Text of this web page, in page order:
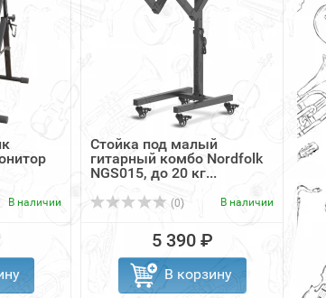
В наличии
Стойка под малый
гитарный комбо Nordfolk
NGS015, до 20 кг...
(0) В наличии
5 390 ₽
В корзину